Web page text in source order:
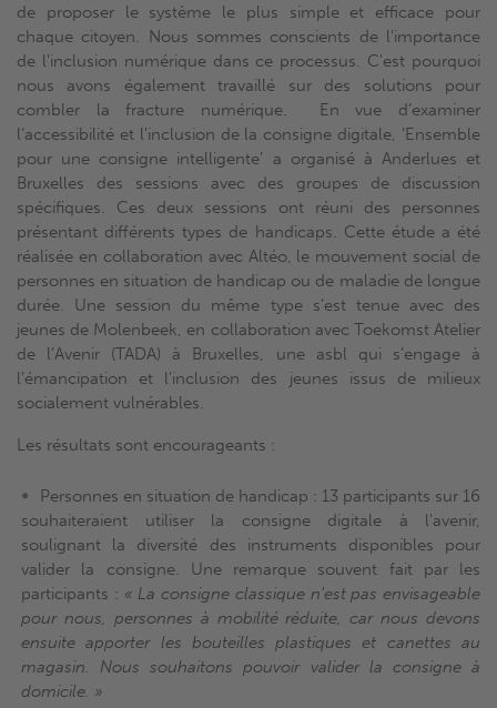
de proposer le système le plus simple et efficace pour
chaque citoyen. Nous sommes conscients de l'importance
de l'inclusion numérique dans ce processus. C'est pourquoi
nous avons également travaillé sur des solutions pour
combler la fracture numérique. En vue d’examiner
l’accessibilité et l'inclusion de la consigne digitale, ‘Ensemble
pour une consigne intelligente’ a organisé à Anderlues et
Bruxelles des sessions avec des groupes de discussion
spécifiques. Ces deux sessions ont réuni des personnes
présentant différents types de handicaps. Cette étude a été
réalisée en collaboration avec Altéo, le mouvement social de
personnes en situation de handicap ou de maladie de longue
durée. Une session du même type s’est tenue avec des
jeunes de Molenbeek, en collaboration avec Toekomst Atelier
de l’Avenir (TADA) à Bruxelles, une asbl qui s’engage à
l’émancipation et l'inclusion des jeunes issus de milieux
socialement vulnérables.
Les résultats sont encourageants :
Personnes en situation de handicap : 13 participants sur 16
souhaiteraient utiliser la consigne digitale à l'avenir,
soulignant la diversité des instruments disponibles pour
valider la consigne. Une remarque souvent fait par les
participants : « La consigne classique n'est pas envisageable
pour nous, personnes à mobilité réduite, car nous devons
ensuite apporter les bouteilles plastiques et canettes au
magasin. Nous souhaitons pouvoir valider la consigne à
domicile. »